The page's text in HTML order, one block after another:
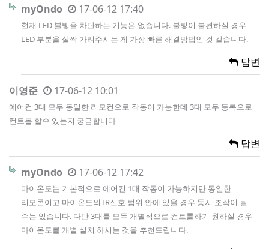
myOndo 17-06-12 17:40
현재 LED 불빛을 차단하는 기능은 없습니다. 불빛이 불편하실 경우
LED 부분을 살짝 가려주시는 게 가장 빠른 해결방법인 것 같습니다.
답변
이영준 17-06-12 10:01
에어컨 3대 모두 동일한 리모컨으로 작동이 가능한데 3대 모두 등록으로
컨트롤 할수 있는지 궁금합니다
답변
myOndo 17-06-12 17:42
마이온도는 기본적으로 에어컨 1대 작동이 가능하지만 동일한
리모콘이고 마이온도의 IR신호 범위 안에 있을 경우 동시 조작이 될
수는 있습니다. 다만 3대를 모두 개별적으로 컨트롤하기 원하실 경우
마이온도를 개별 설치 하시는 것을 추천드립니다.